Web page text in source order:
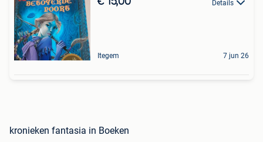
Details
Itegem 7 jun 26
kronieken fantasia in Boeken